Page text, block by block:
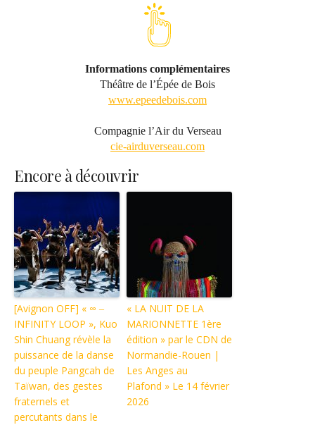
Informations complémentaires
Théâtre de l’Épée de Bois
www.epeedebois.com
Compagnie l’Air du Verseau
cie-airduverseau.com
Encore à découvrir
[Avignon OFF] « ∞ ‒
INFINITY LOOP », Kuo
Shin Chuang révèle la
puissance de la danse
du peuple Pangcah de
Taïwan, des gestes
fraternels et
percutants dans le
« LA NUIT DE LA
MARIONNETTE 1ère
édition » par le CDN de
Normandie-Rouen |
Les Anges au
Plafond » Le 14 février
2026